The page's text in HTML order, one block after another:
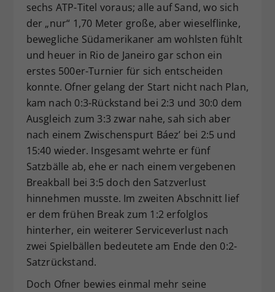
sechs ATP-Titel voraus; alle auf Sand, wo sich
der „nur“ 1,70 Meter große, aber wieselflinke,
bewegliche Südamerikaner am wohlsten fühlt
und heuer in Rio de Janeiro gar schon ein
erstes 500er-Turnier für sich entscheiden
konnte. Ofner gelang der Start nicht nach Plan,
kam nach 0:3-Rückstand bei 2:3 und 30:0 dem
Ausgleich zum 3:3 zwar nahe, sah sich aber
nach einem Zwischenspurt Báez’ bei 2:5 und
15:40 wieder. Insgesamt wehrte er fünf
Satzbälle ab, ehe er nach einem vergebenen
Breakball bei 3:5 doch den Satzverlust
hinnehmen musste. Im zweiten Abschnitt lief
er dem frühen Break zum 1:2 erfolglos
hinterher, ein weiterer Serviceverlust nach
zwei Spielbällen bedeutete am Ende den 0:2-
Satzrückstand.
Doch Ofner bewies einmal mehr seine